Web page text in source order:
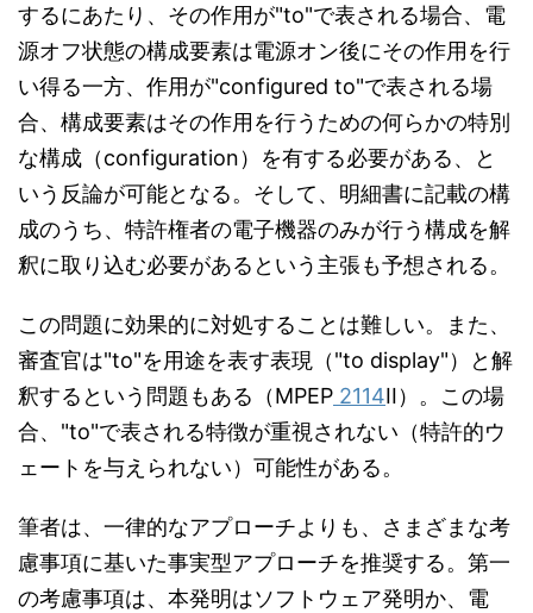
するにあたり、その作用が"to"で表される場合、電
源オフ状態の構成要素は電源オン後にその作用を行
い得る一方、作用が"configured to"で表される場
合、構成要素はその作用を行うための何らかの特別
な構成（configuration）を有する必要がある、と
いう反論が可能となる。そして、明細書に記載の構
成のうち、特許権者の電子機器のみが行う構成を解
釈に取り込む必要があるという主張も予想される。
この問題に効果的に対処することは難しい。また、
審査官は"to"を用途を表す表現（"to display"）と解
釈するという問題もある（MPEP 2114II）。この場
合、"to"で表される特徴が重視されない（特許的ウ
ェートを与えられない）可能性がある。
筆者は、一律的なアプローチよりも、さまざまな考
慮事項に基いた事実型アプローチを推奨する。第一
の考慮事項は、本発明はソフトウェア発明か、電